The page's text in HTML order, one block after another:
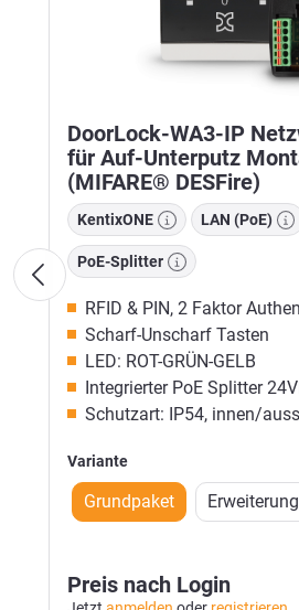
DoorLock-WA3-IP
für Auf-Unterputz
(MIFARE® DESFire)
KentixONE LAN (PoE)
PoE-Splitter
RFID & PIN, 2 Faktor
Scharf-Unscharf Tasten
LED: ROT-GRÜN-GELB
Integrierter PoE Splitter
Schutzart: IP54, innen/
Variante
Grundpaket Erweiterung
Preis nach Login